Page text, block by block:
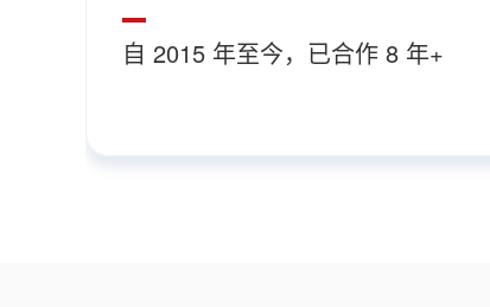
自 2015 年至今，已合作 8 年+